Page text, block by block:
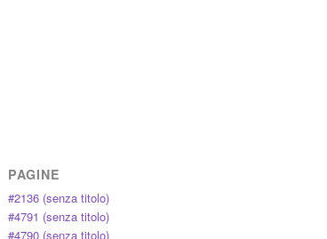
PAGINE
#2136 (senza titolo)
#4791 (senza titolo)
#4790 (senza titolo)